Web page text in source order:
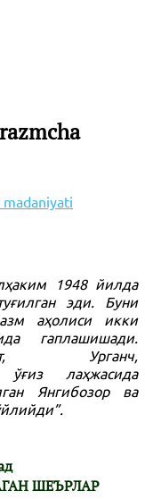
1948 йилда
эди. Буни
аҳолиси икки
гаплашишади.
Урганч,
ўғиз лаҳжасида
Янгибозор ва
ШЕЪРЛАР